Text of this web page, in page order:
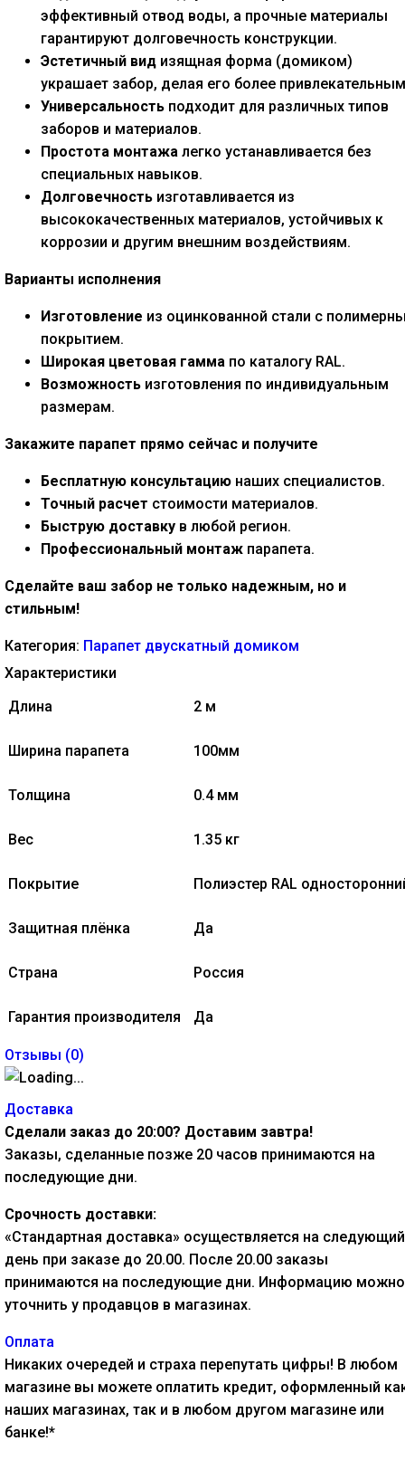
эффективный отвод воды, а прочные материалы
гарантируют долговечность конструкции.
Эстетичный вид изящная форма (домиком)
украшает забор, делая его более
Универсальность подходит для различных типов
заборов и материалов.
Простота монтажа легко устанавливается без
специальных навыков.
Долговечность изготавливается из
высококачественных материалов, устойчивых к
коррозии и другим внешним воздействиям.
Варианты исполнения
Изготовление из оцинкованной стали с
покрытием.
Широкая цветовая гамма по каталогу RAL.
Возможность изготовления по индивидуальным
размерам.
Закажите парапет прямо сейчас и получите
Бесплатную консультацию наших специалистов.
Точный расчет стоимости материалов.
Быструю доставку в любой регион.
Профессиональный монтаж парапета.
Сделайте ваш забор не только надежным, но и
стильным!
Категория: Парапет двускатный домиком
Характеристики
Длина
2 м
Ширина парапета 100мм
Толщина 0.4 мм
Вес 1.35 кг
Покрытие Полиэстер RAL
Защитная плёнка Да
Страна Россия
Гарантия производителя Да
Отзывы (0)
Доставка
Сделали заказ до 20:00? Доставим завтра!
Заказы, сделанные позже 20 часов принимаются на
последующие дни.
Срочность доставки:
«Стандартная доставка» осуществляется на следующий
день при заказе до 20.00. После 20.00 заказы
принимаются на последующие дни. Информацию можно
уточнить у продавцов в магазинах.
Оплата
Никаких очередей и страха перепутать цифры! В любом
магазине вы можете оплатить кредит, оформленный
наших магазинах, так и в любом другом магазине или
банке!*